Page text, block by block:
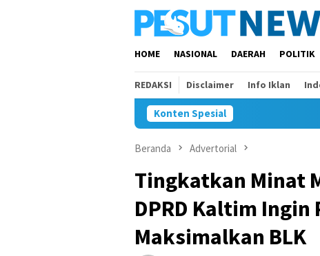
HOME NASIONAL DAERAH POLITIK
REDAKSI Disclaimer Info Iklan
Konten Spesial
Beranda Advertorial
Tingkatkan Minat
DPRD Kaltim
Maksimalkan BLK